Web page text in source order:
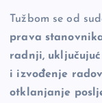
Tužbom se od
prava
radnji,
i izvođenje
otklanjanje